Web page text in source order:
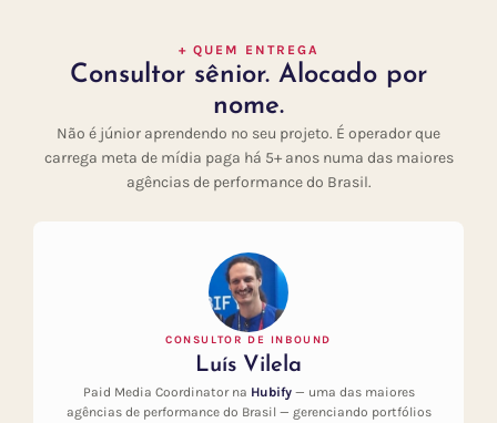
+ QUEM ENTREGA
Consultor sênior. Alocado por
nome.
Não é júnior aprendendo no seu projeto. É operador que
carrega meta de mídia paga há 5+ anos numa das maiores
agências de performance do Brasil.
CONSULTOR DE INBOUND
Luís Vilela
Paid Media Coordinator na Hubify— uma das maiores
agências de performance do Brasil — gerenciando portfólios